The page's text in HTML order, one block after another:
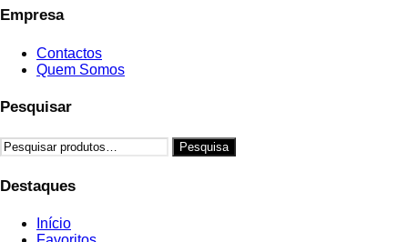
Empresa
Contactos
Quem Somos
Pesquisar
Pesquisar
por:
Pesquisa
Destaques
Início